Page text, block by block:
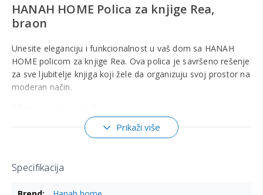
HANAH HOME Polica za knjige Rea,
braon
Unesite eleganciju i funkcionalnost u vaš dom sa HANAH
HOME policom za knjige Rea. Ova polica je savršeno rešenje
za sve ljubitelje knjiga koji žele da organizuju svoj prostor na
moderan način.
Polica je izrađena od iverice presvučene 100% melaminom,
što joj daje izuzetnu izdržljivost i otpornost na ogrebotine.
dugotrajnost, dok metalni nogari dodaju dodatnu čvrstinu i
Prikaži više
Specifikacija